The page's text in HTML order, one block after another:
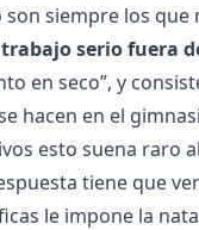
siempre los que
serio fuera
en seco”, y
hacen en el
esto suena raro
tiene que
le impone la